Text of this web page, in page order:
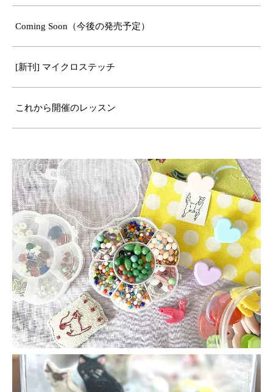
Coming Soon（今後の発売予定）
[新刊] マイクロステッチ
これから開催のレッスン